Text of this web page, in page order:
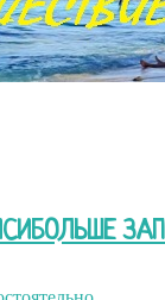
БОЛЬШЕ